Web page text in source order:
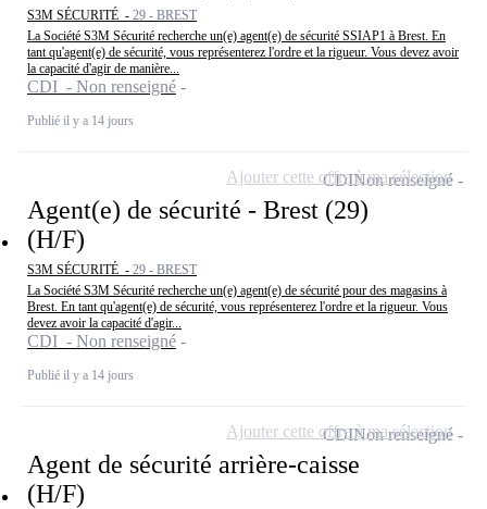
S3M SÉCURITÉ - 29 - BREST
La Société S3M Sécurité recherche un(e) agent(e) de sécurité SSIAP1 à Brest. En
tant qu'agent(e) de sécurité, vous représenterez l'ordre et la rigueur. Vous devez avoir
la capacité d'agir de manière...
CDI - Non renseigné
Publié il y a 14 jours
Agent(e) de sécurité - Brest (29)
(H/F)
S3M SÉCURITÉ - 29 - BREST
La Société S3M Sécurité recherche un(e) agent(e) de sécurité pour des magasins à
Brest. En tant qu'agent(e) de sécurité, vous représenterez l'ordre et la rigueur. Vous
devez avoir la capacité d'agir...
CDI - Non renseigné
Publié il y a 14 jours
CDINon renseigné
Ajouter cette offre à ma sélection
Agent de sécurité arrière-caisse
(H/F)
CDINon renseigné
Ajouter cette offre à ma sélection